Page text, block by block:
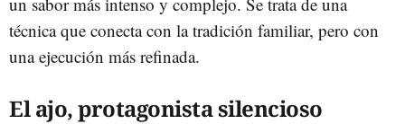
técnica que conecta con la tradición familiar, pero con
una ejecución más refinada.
El ajo, protagonista silencioso